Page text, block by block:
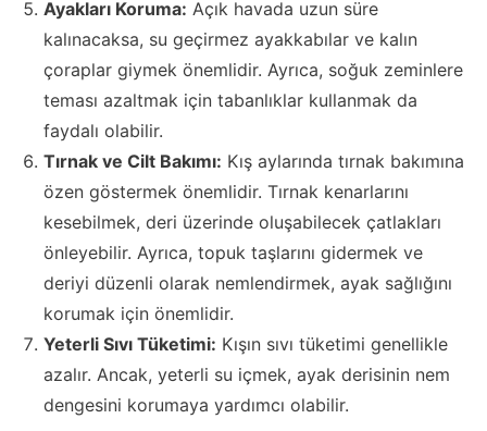
Ayakları Koruma: Açık havada uzun süre
kalınacaksa, su geçirmez ayakkabılar ve kalın
çoraplar giymek önemlidir. Ayrıca, soğuk zeminlere
teması azaltmak için tabanlıklar kullanmak da
faydalı olabilir.
Tırnak ve Cilt Bakımı: Kış aylarında tırnak bakımına
özen göstermek önemlidir. Tırnak kenarlarını
kesebilmek, deri üzerinde oluşabilecek çatlakları
önleyebilir. Ayrıca, topuk taşlarını gidermek ve
deriyi düzenli olarak nemlendirmek, ayak sağlığını
korumak için önemlidir.
Yeterli Sıvı Tüketimi: Kışın sıvı tüketimi genellikle
azalır. Ancak, yeterli su içmek, ayak derisinin nem
dengesini korumaya yardımcı olabilir.